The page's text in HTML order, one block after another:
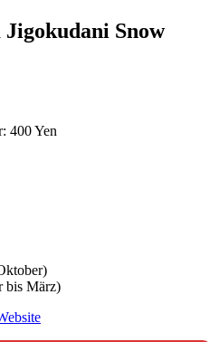
Snow
400 Yen
bis März)